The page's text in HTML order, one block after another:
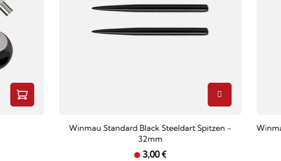
Winmau Standard Black Steeldart Spitzen -
32mm
3,00 €